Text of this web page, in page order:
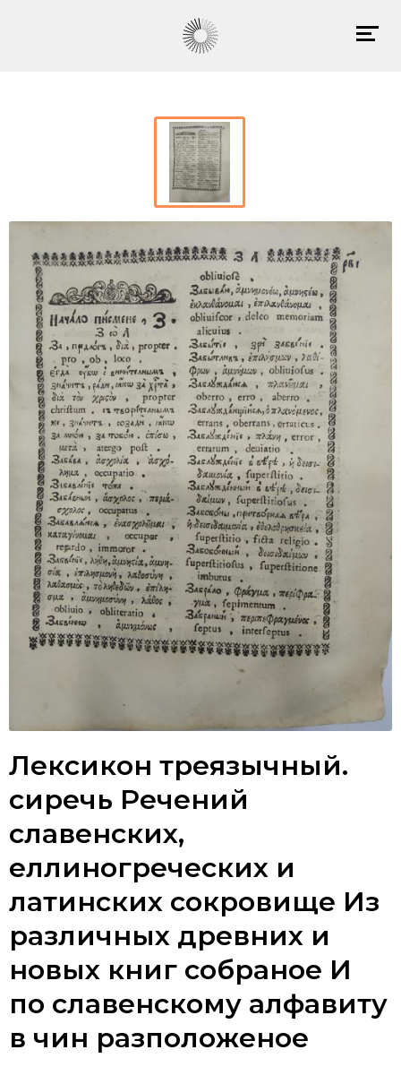
Лексикон треязычный.
сиречь Речений
славенских,
еллиногреческих и
латинских сокровище Из
различных древних и
новых книг собраное И
по славенскому алфавиту
в чин разположеное